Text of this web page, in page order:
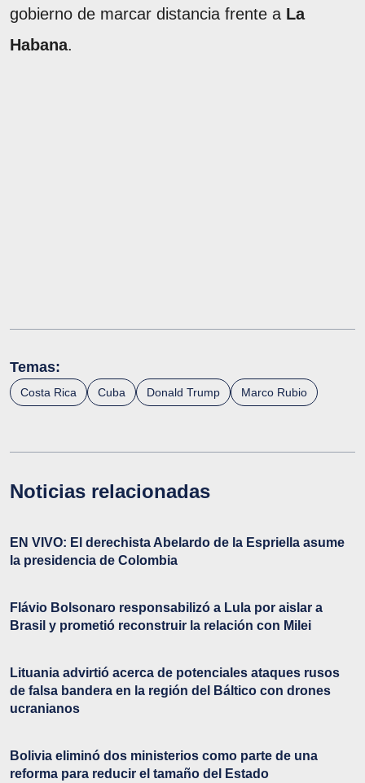
gobierno de marcar distancia frente a La
Habana.
Temas:
Costa Rica Cuba Donald Trump Marco Rubio
Noticias relacionadas
EN VIVO: El derechista Abelardo de la Espriella asume
la presidencia de Colombia
Flávio Bolsonaro responsabilizó a Lula por aislar a
Brasil y prometió reconstruir la relación con Milei
Lituania advirtió acerca de potenciales ataques rusos
de falsa bandera en la región del Báltico con drones
ucranianos
Bolivia eliminó dos ministerios como parte de una
reforma para reducir el tamaño del Estado